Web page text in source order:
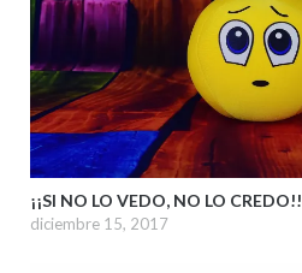
¡¡SI NO LO VEDO, NO LO CREDO!!
diciembre 15, 2017